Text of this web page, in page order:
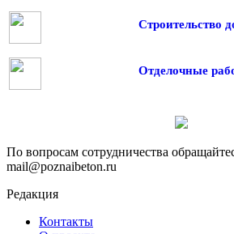
Строительство
Отделочные
По вопросам сотрудничества
mail@poznaibeton.ru
Редакция
Контакты